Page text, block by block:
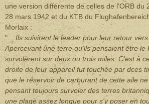
une version différente de celles de l'ORB du
28 mars 1942 et du KTB du
Morlaix :
" ... Ils suivirent le leader pour leur retour
Apercevant une terre qu'ils pensaient être le
survolèrent sur deux ou trois miles. C'est à
droite de leur appareil fut touchée par dces
que le réservoir de carburant de cette aile
pensant toujours survoler des terres
une plage assez longue pour s'y poser en